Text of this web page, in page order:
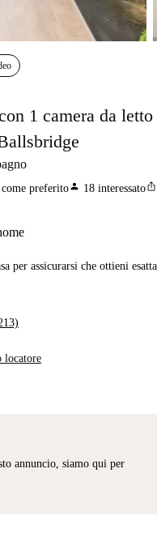
1 camera da
preferitoperson 18 interessatoios_share
per assicurarsi che ottieni
locatore
annuncio, siamo qui per